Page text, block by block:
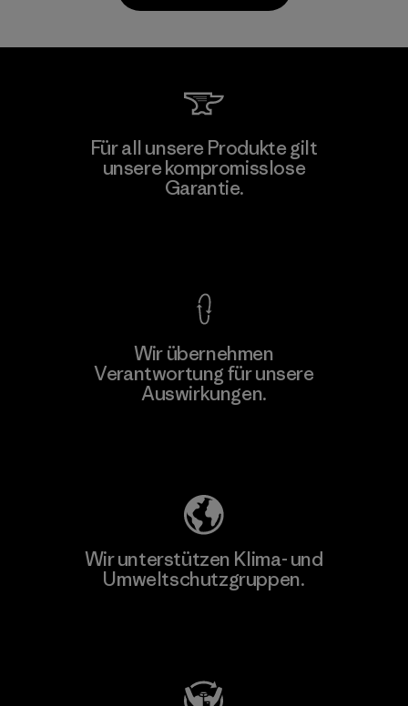
Kwang Viet Garment Co., Ltd
Für all unsere Produkte gilt
unsere kompromisslose
Garantie.
Wir übernehmen
Verantwortung für unsere
Auswirkungen.
Wir unterstützen Klima- und
Umweltschutzgruppen.